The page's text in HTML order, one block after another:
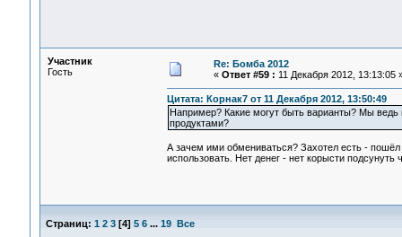
Участник
Гость
Re: Бомба 2012
« Ответ #59 : 11 Декабря 2012, 13:13:05
Цитата: Корнак7 от 11 Декабря 2012, 13:50:49
Например? Какие могут быть варианты? Мы
продуктами?
А зачем ими обмениваться? Захотел есть -
использовать. Нет денег - нет корысти подсунуть
Страниц: 1 2 3[4] 5 6 ... 19 Все